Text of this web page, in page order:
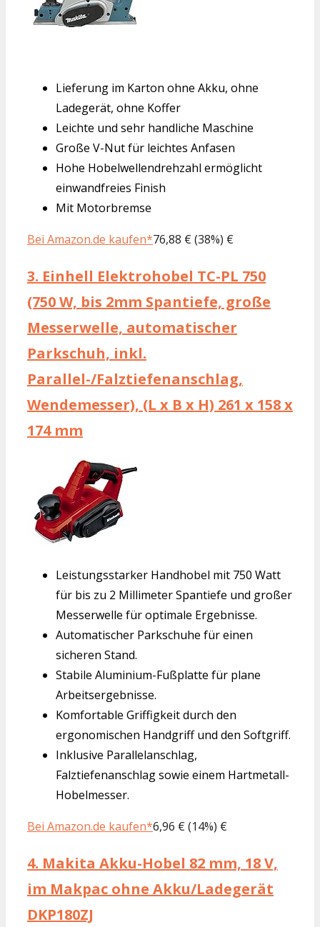
Lieferung im Karton ohne Akku, ohne
Ladegerät, ohne Koffer
Leichte und sehr handliche Maschine
Große V-Nut für leichtes Anfasen
Hohe Hobelwellendrehzahl ermöglicht
einwandfreies Finish
Mit Motorbremse
Bei Amazon.de kaufen*76,88 € (38%) €
3. Einhell Elektrohobel TC-PL 750
(750 W, bis 2mm Spantiefe, große
Messerwelle, automatischer
Parkschuh, inkl.
Parallel-/Falztiefenanschlag,
Wendemesser), (L x B x H) 261 x 158 x
174 mm
Leistungsstarker Handhobel mit 750 Watt
für bis zu 2 Millimeter Spantiefe und großer
Messerwelle für optimale Ergebnisse.
Automatischer Parkschuhe für einen
sicheren Stand.
Stabile Aluminium-Fußplatte für plane
Arbeitsergebnisse.
Komfortable Griffigkeit durch den
ergonomischen Handgriff und den Softgriff.
Inklusive Parallelanschlag,
Falztiefenanschlag sowie einem Hartmetall-
Hobelmesser.
Bei Amazon.de kaufen*6,96 € (14%) €
4. Makita Akku-Hobel 82 mm, 18 V,
im Makpac ohne Akku/Ladegerät
DKP180ZJ